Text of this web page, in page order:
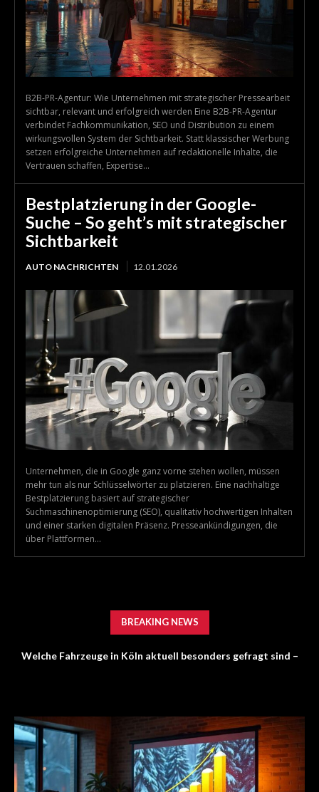
B2B-PR-Agentur: Wie Unternehmen mit strategischer Pressearbeit
sichtbar, relevant und erfolgreich werden Eine B2B-PR-Agentur
verbindet Fachkommunikation, SEO und Distribution zu einem
wirkungsvollen System der Sichtbarkeit. Statt klassischer Werbung
setzen erfolgreiche Unternehmen auf redaktionelle Inhalte, die
Vertrauen schaffen, Expertise...
Bestplatzierung in der Google-
Suche – So geht’s mit strategischer
Sichtbarkeit
AUTO NACHRICHTEN 12.01.2026
Unternehmen, die in Google ganz vorne stehen wollen, müssen
mehr tun als nur Schlüsselwörter zu platzieren. Eine nachhaltige
Bestplatzierung basiert auf strategischer
Suchmaschinenoptimierung (SEO), qualitativ hochwertigen Inhalten
und einer starken digitalen Präsenz. Presseankündigungen, die
über Plattformen...
BREAKING NEWS
Welche Fahrzeuge in Köln aktuell besonders gefragt sind –
Report: Bewerber setzen auf KI – Recruiter erwarten mehr